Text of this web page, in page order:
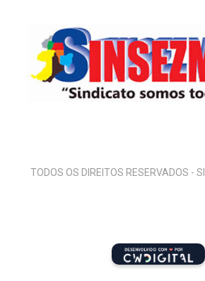
TODOS OS DIREITOS RESERVADOS -